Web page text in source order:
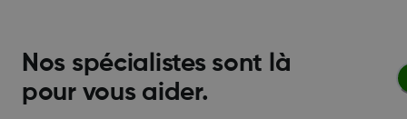
Nos spécialistes sont là
pour vous aider.